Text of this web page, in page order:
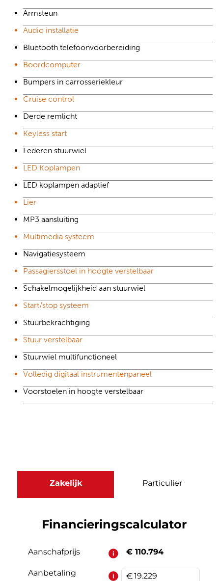
Armsteun
Audio installatie
Bluetooth telefoonvoorbereiding
Boordcomputer
Bumpers in carrosseriekleur
Cruise control
Derde remlicht
Keyless start
Lederen stuurwiel
LED Koplampen
LED koplampen adaptief
Lier
MP3 aansluiting
Multimedia systeem
Navigatiesysteem
Passagiersstoel in hoogte verstelbaar
Schakelmogelijkheid aan stuurwiel
Start/stop systeem
Stuurbekrachtiging
Stuur verstelbaar
Stuurwiel multifunctioneel
Volledig digitaal instrumentenpaneel
Voorstoelen in hoogte verstelbaar